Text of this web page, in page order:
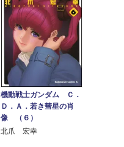
機動戦士ガンダム Ｃ．
Ｄ．Ａ．若き彗星の肖
像 （６）
北爪 宏幸